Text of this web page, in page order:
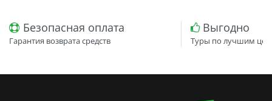
Безопасная оплата
Гарантия возврата средств
Выгодно
Туры по лучшим